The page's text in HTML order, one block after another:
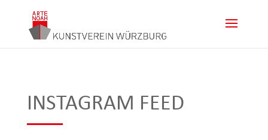
INSTAGRAM FEED